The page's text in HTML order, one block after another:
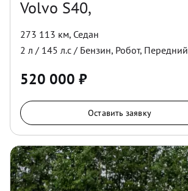
Volvo S40,
273 113 км, Седан
2 л / 145 л.с / Бензин, Робот, Передний
520 000 ₽
Оставить заявку